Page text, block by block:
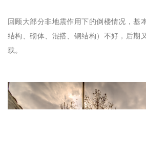
回顾大部分非地震作用下的倒楼情况，基
结构、砌体、混搭、钢结构）不好，后期
载。